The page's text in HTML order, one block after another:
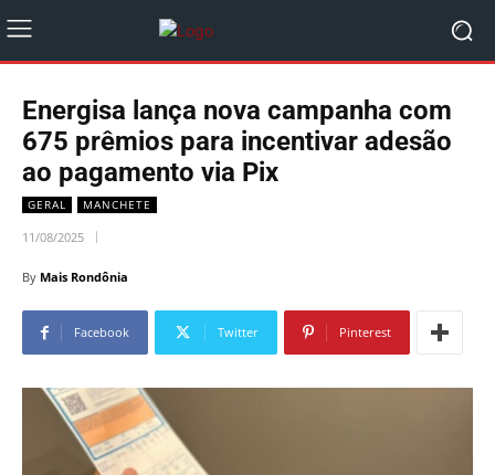
Energisa lança nova campanha com
675 prêmios para incentivar adesão
ao pagamento via Pix
GERAL MANCHETE
11/08/2025
By Mais Rondônia
Facebook Twitter Pinterest